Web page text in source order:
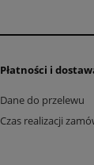
Płatności i
Dane do przelewu
Czas realizacji